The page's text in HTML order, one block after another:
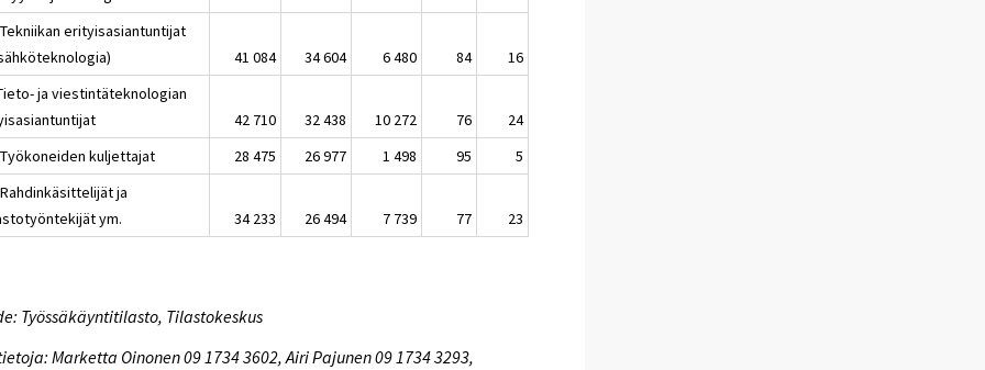
erityisasiantuntijat
41 084 34 604 6 480 84
16
ja viestintäteknologian
42 710 32 438 10 272 76
24
kuljettajat
28 475 26 977 1 498 95
5
ja
ym.
34 233 26 494 7 739 77 23
Työssäkäyntitilasto, Tilastokeskus
Marketta Oinonen 09 1734 3602, Airi Pajunen 09 1734 3293,